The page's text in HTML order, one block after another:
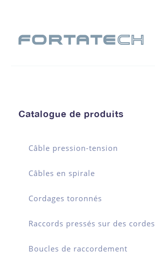
Catalogue de produits
Câble pression-tension
Câbles en spirale
Cordages toronnés
Raccords pressés sur des cordes
Boucles de raccordement